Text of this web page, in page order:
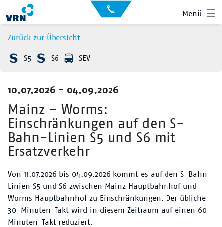
Menü
Auskunft
für
Kontakt
Leichte Sprache
Suche
Hauptnavigation
Fahrplan
Liniennetz
Tickets
Mobilität
Zurück zur Übersicht
S5 S6 SEV
10.07.2026 - 04.09.2026
Mainz – Worms:
Einschränkungen auf den S-
Bahn-Linien S5 und S6 mit
Ersatzverkehr
Von 11.07.2026 bis 04.09.2026 kommt es auf den S-Bahn-
Linien S5 und S6 zwischen Mainz Hauptbahnhof und
Worms Hauptbahnhof zu Einschränkungen. Der übliche
30-Minuten-Takt wird in diesem Zeitraum auf einen 60-
Minuten-Takt reduziert.